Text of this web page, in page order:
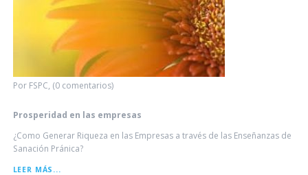
Por FSPC, (0 comentarios)
Prosperidad en las empresas
¿Como Generar Riqueza en las Empresas a través de las Enseñanzas de
Sanación Pránica?
LEER MÁS...